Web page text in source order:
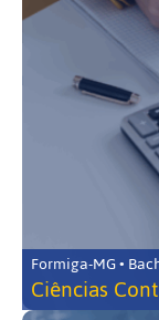
Formiga-MG •
Ciências